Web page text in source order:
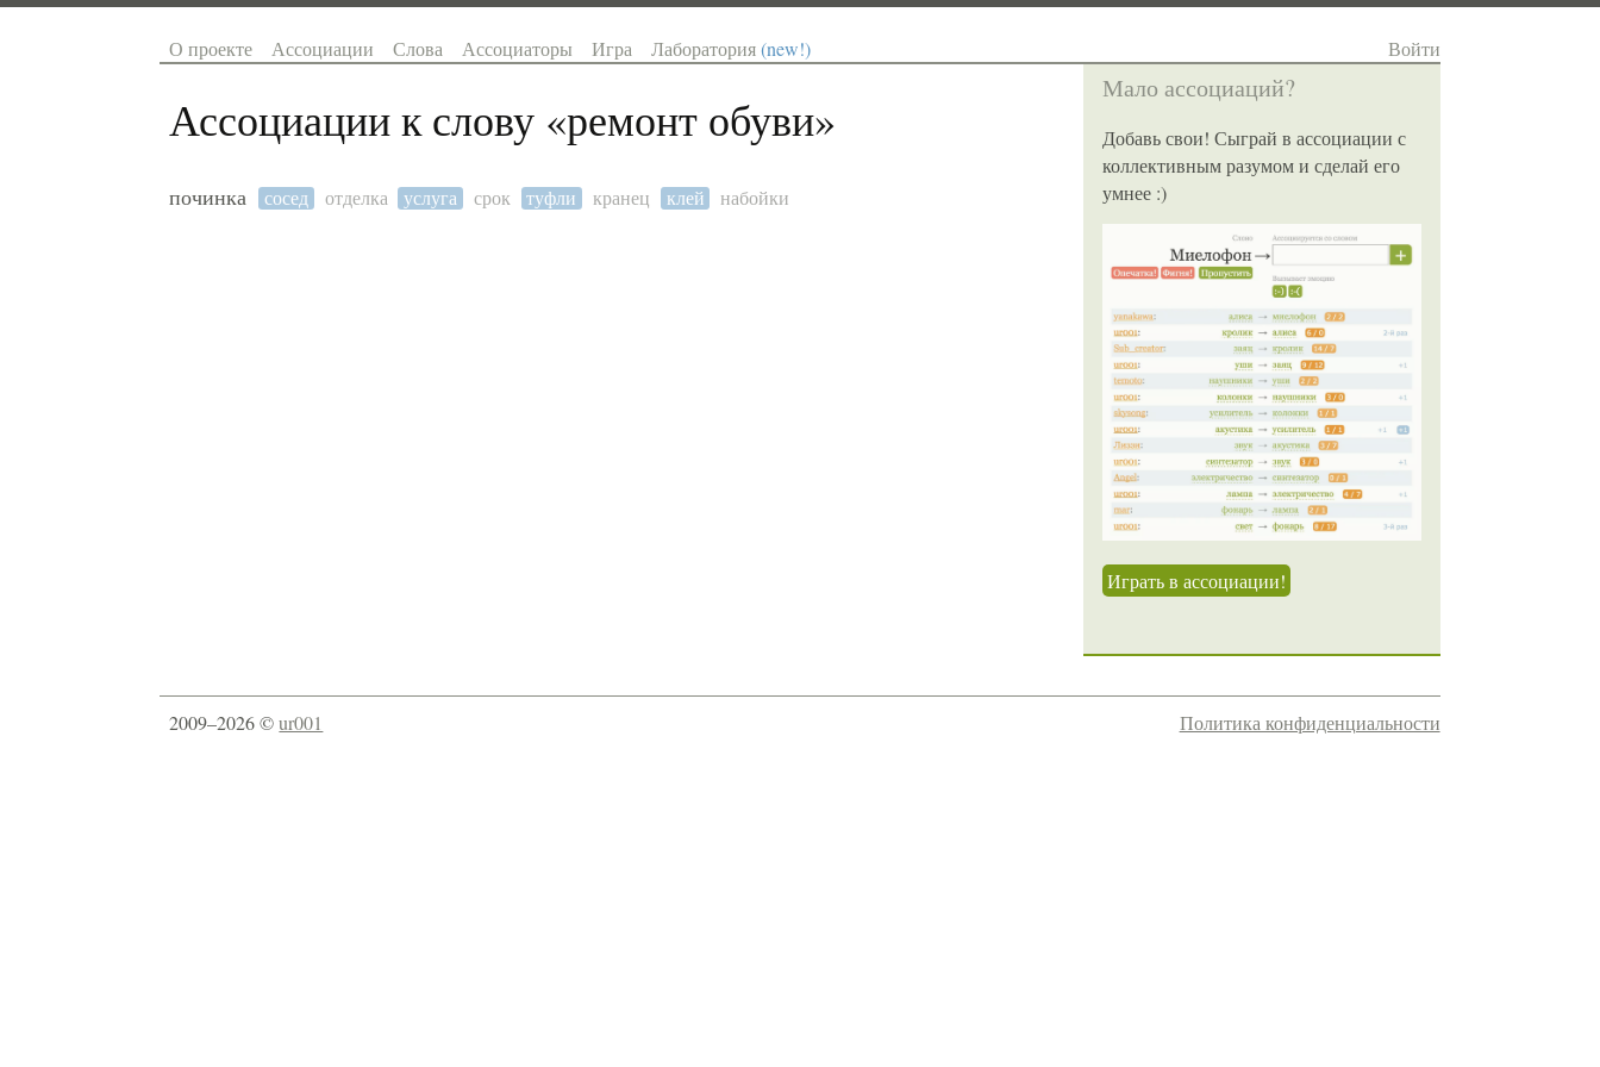
О проекте Ассоциации Слова Ассоциаторы Игра Лаборатория(new!) Войти
Ассоциации к слову «ремонт обуви»
починка сосед отделка услуга срок туфли кранец клей набойки
Мало ассоциаций?
Добавь свои! Сыграй в ассоциации с
коллективным разумом и сделай его
умнее :)
Играть в ассоциации!
2009–2026 ©ur001 Политика конфиденциальности